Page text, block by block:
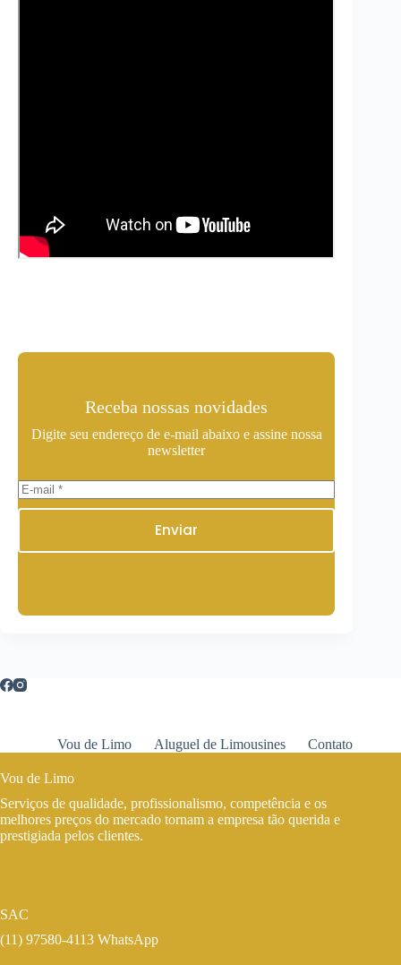
Receba nossas novidades
Digite seu endereço de e-mail abaixo e assine nossa
newsletter
Enviar
Vou de Limo Aluguel de Limousines Contato
Vou de Limo
Serviços de qualidade, profissionalismo, competência e os
melhores preços do mercado tornam a empresa tão querida e
prestigiada pelos clientes.
SAC
(11) 97580-4113 WhatsApp